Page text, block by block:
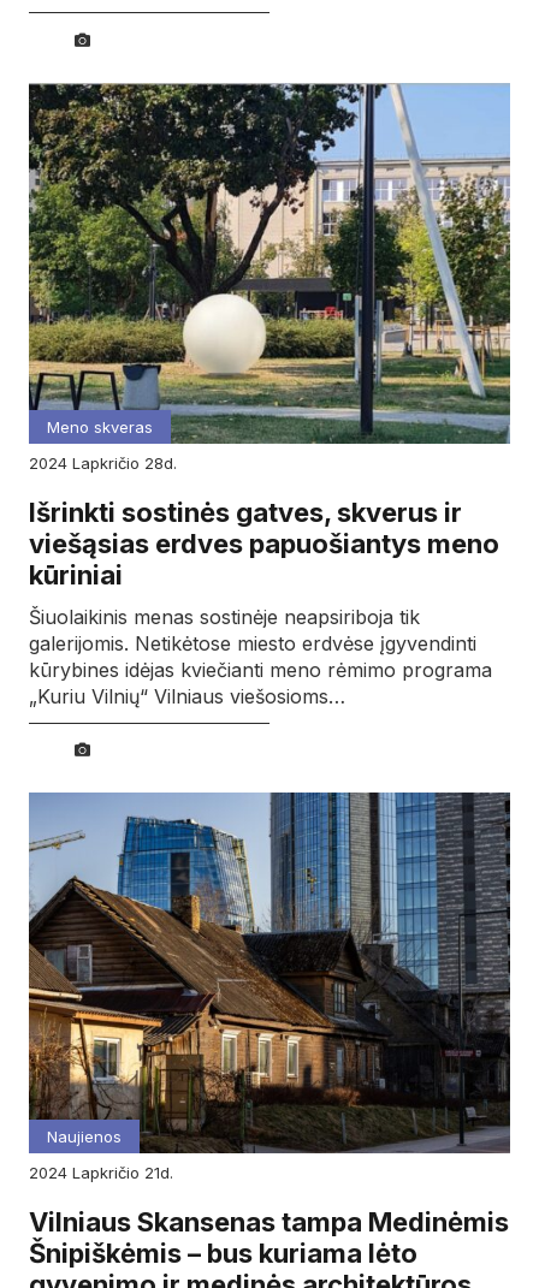
Meno skveras
2024
lapkričio 28d.
Išrinkti sostinės gatves, skverus ir
viešąsias erdves papuošiantys meno
kūriniai
Šiuolaikinis menas sostinėje neapsiriboja tik
galerijomis. Netikėtose miesto erdvėse įgyvendinti
kūrybines idėjas kviečianti meno rėmimo programa
„Kuriu Vilnių“ Vilniaus viešosioms…
Naujienos
2024
lapkričio 21d.
Vilniaus Skansenas tampa Medinėmis
Šnipiškėmis – bus kuriama lėto